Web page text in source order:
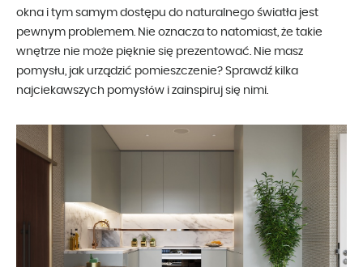
okna i tym samym dostępu do naturalnego światła jest
pewnym problemem. Nie oznacza to natomiast, że takie
wnętrze nie może pięknie się prezentować. Nie masz
pomysłu, jak urządzić pomieszczenie? Sprawdź kilka
najciekawszych pomysłów i zainspiruj się nimi.